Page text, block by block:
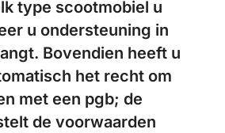
type scootmobiel u
u ondersteuning in
Bovendien heeft u
het recht om
met een pgb; de
de voorwaarden